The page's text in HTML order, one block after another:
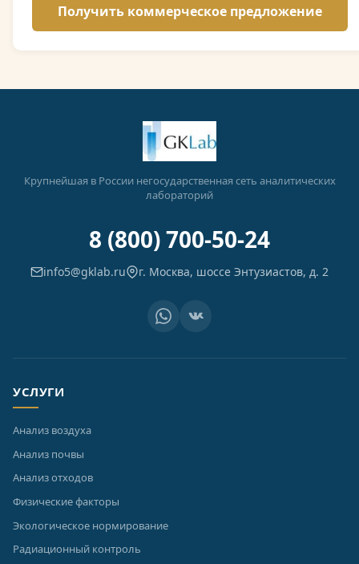
Крупнейшая в России негосударственная сеть аналитических
лабораторий
8 (800) 700-50-24
info5@gklab.ru г. Москва, шоссе Энтузиастов, д. 2
УСЛУГИ
Анализ воздуха
Анализ почвы
Анализ отходов
Физические факторы
Экологическое нормирование
Радиационный контроль